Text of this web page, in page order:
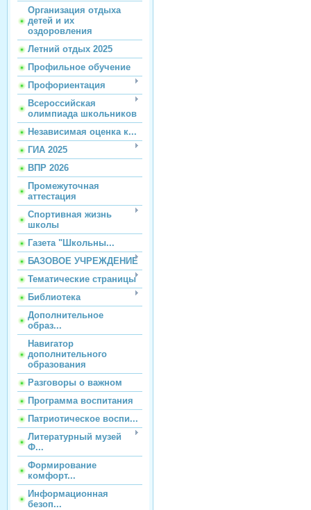
Организация отдыха
детей и их
оздоровления
Летний отдых 2025
Профильное обучение
Профориентация
Всероссийская
олимпиада школьников
Независимая оценка к...
ГИА 2025
ВПР 2026
Промежуточная
аттестация
Спортивная жизнь
школы
Газета "Школьны...
БАЗОВОЕ УЧРЕЖДЕНИЕ
Тематические страницы
Библиотека
Дополнительное
образ...
Навигатор
дополнительного
образования
Разговоры о важном
Программа воспитания
Патриотическое воспи...
Литературный музей
Ф...
Формирование
комфорт...
Информационная
безоп...